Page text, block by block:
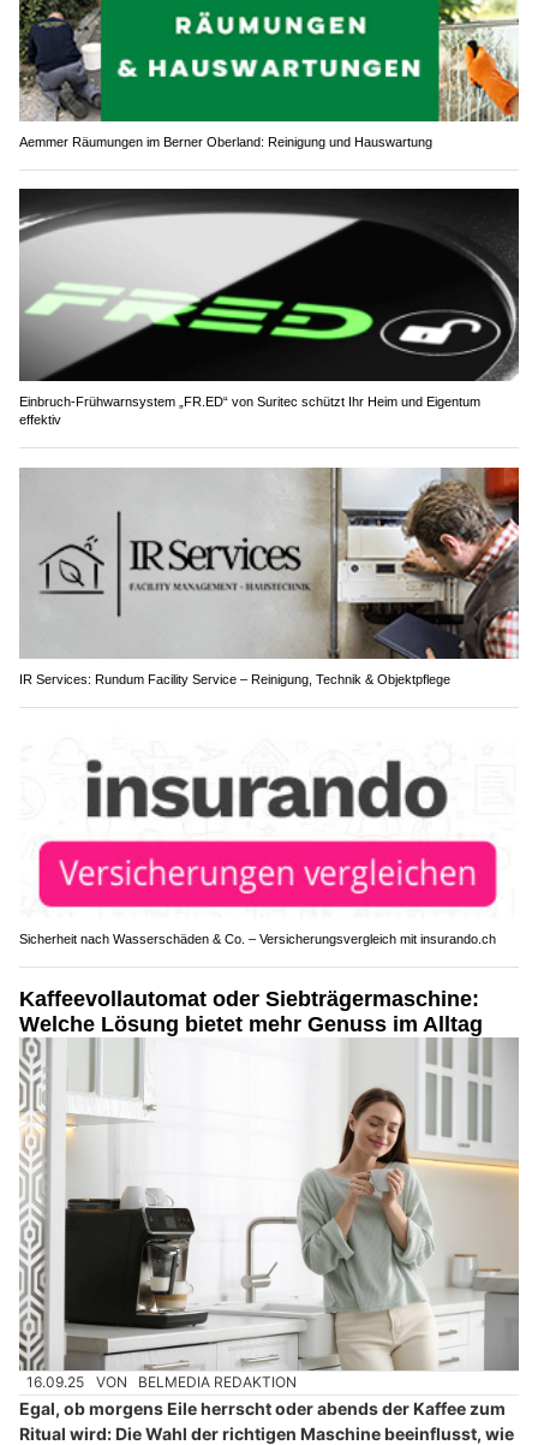
Aemmer Räumungen im Berner Oberland: Reinigung und Hauswartung
Einbruch-Frühwarnsystem „FR.ED“ von Suritec schützt Ihr Heim und Eigentum
effektiv
IR Services: Rundum Facility Service – Reinigung, Technik & Objektpflege
Sicherheit nach Wasserschäden & Co. – Versicherungsvergleich mit insurando.ch
Kaffeevollautomat oder Siebträgermaschine:
Welche Lösung bietet mehr Genuss im Alltag
16.09.25 VON BELMEDIA REDAKTION
Egal, ob morgens Eile herrscht oder abends der Kaffee zum
Ritual wird: Die Wahl der richtigen Maschine beeinflusst, wie